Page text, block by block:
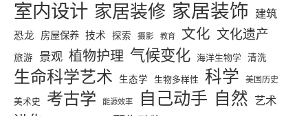
室内设计 家居装修 家居装饰 建筑
恐龙 房屋保养 技术 探索 摄影 教育 文化 文化遗产
旅游 景观 植物护理 气候变化 海洋生物学 清洗
生命科学艺术 生态学 生物多样性 科学 美国历史
美术史 考古学 能源效率 自己动手 自然 艺术